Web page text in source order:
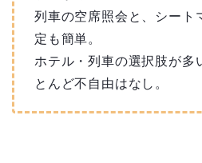
列車の空席照会と、シート
定も簡単。
ホテル・列車の選択肢が多
とんど不自由はなし。